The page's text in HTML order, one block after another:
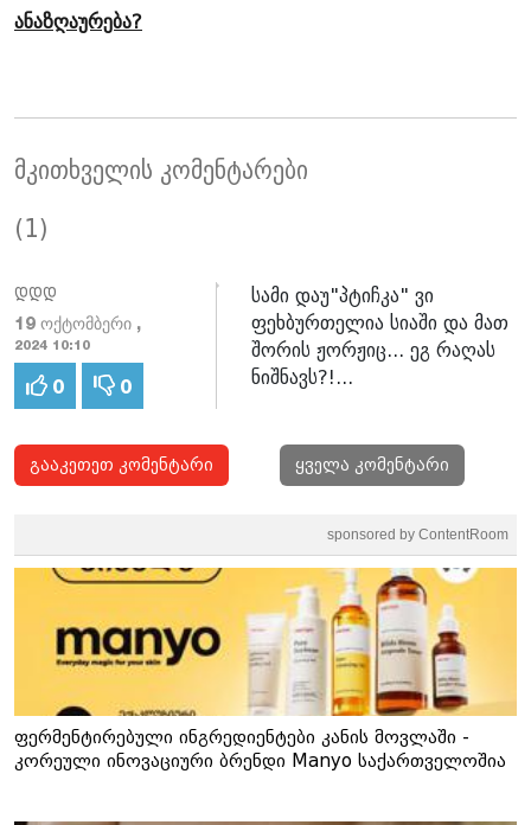
ანაზღაურება?
მკითხველის კომენტარები
(1)
დდდ
19 ოქტომბერი ,
2024 10:10
0 0
სამი დაუ"პტიჩკა" ვი
ფეხბურთელია სიაში და მათ
შორის ჟორჟიც... ეგ რაღას
ნიშნავს?!...
გააკეთეთ კომენტარი ყველა კომენტარი
sponsored by ContentRoom
ფერმენტირებული ინგრედიენტები კანის მოვლაში -
კორეული ინოვაციური ბრენდი Manyo საქართველოშია